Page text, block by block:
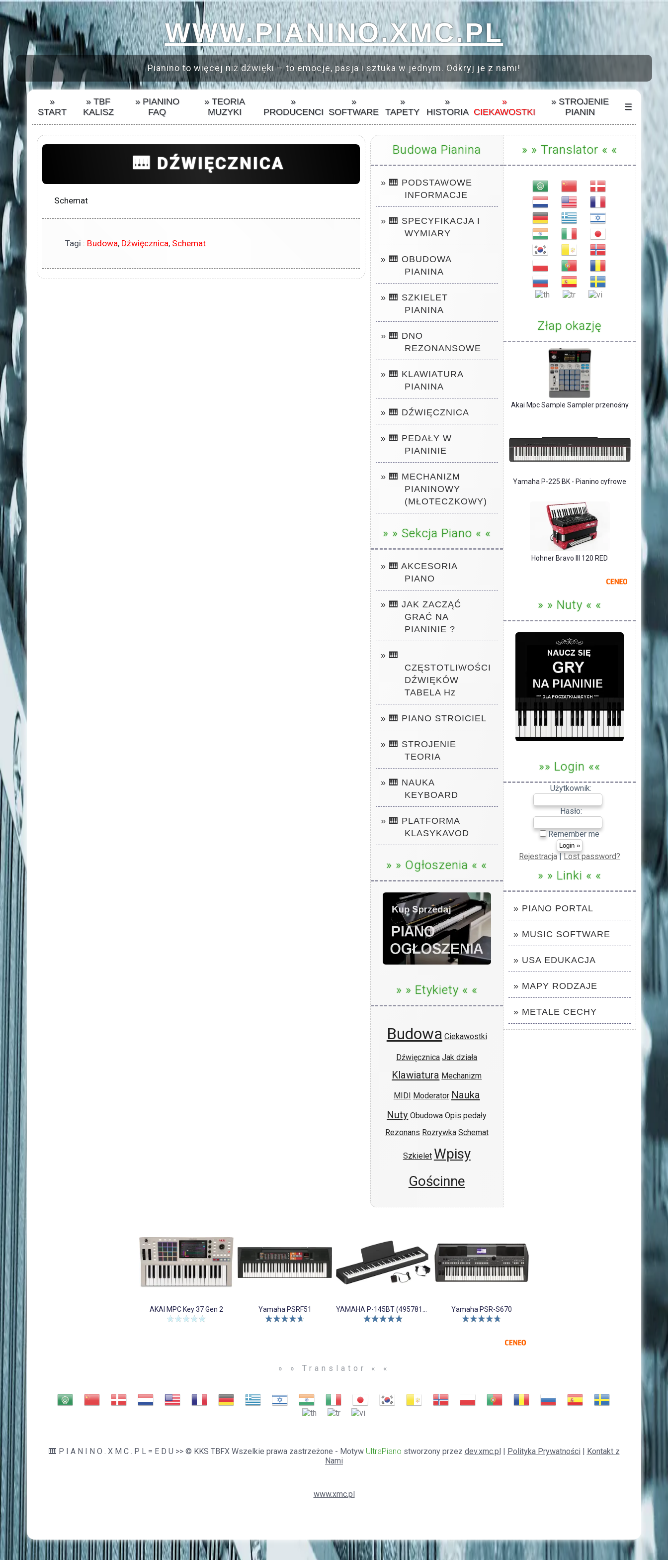
WWW.PIANINO.XMC.PL
Pianino to więcej niż dźwięki – to emocje, pasja i sztuka w jednym. Odkryj je z nami!
»
START
» TBF
KALISZ
» PIANINO
FAQ
» TEORIA
MUZYKI
»
PRODUCENCI
»
SOFTWARE
»
TAPETY
»
HISTORIA
»
CIEKAWOSTKI
» STROJENIE
PIANIN
☰
🎹 DŹWIĘCZNICA
Schemat
Tagi : Budowa, Dźwięcznica, Schemat
Budowa Pianina
» 🎹 PODSTAWOWE
INFORMACJE
» 🎹 SPECYFIKACJA I
WYMIARY
» 🎹 OBUDOWA
PIANINA
» 🎹 SZKIELET
PIANINA
» 🎹 DNO
REZONANSOWE
» 🎹 KLAWIATURA
PIANINA
» 🎹 DŹWIĘCZNICA
» 🎹 PEDAŁY W
PIANINIE
» 🎹 MECHANIZM
PIANINOWY
(MŁOTECZKOWY)
» » Sekcja Piano « «
» 🎹 AKCESORIA
PIANO
» 🎹 JAK ZACZĄĆ
GRAĆ NA
PIANINIE ?
» 🎹
CZĘSTOTLIWOŚCI
DŹWIĘKÓW
TABELA Hz
» 🎹 PIANO STROICIEL
» 🎹 STROJENIE
TEORIA
» 🎹 NAUKA
KEYBOARD
» 🎹 PLATFORMA
KLASYKAVOD
» » Ogłoszenia « «
» » Etykiety « «
Budowa Ciekawostki
Dźwięcznica Jak działa
Klawiatura Mechanizm
MIDI Moderator Nauka
Nuty Obudowa Opis pedały
Rezonans Rozrywka Schemat
Szkielet Wpisy
Gościnne
» » Translator « «
Złap okazję
Akai Mpc Sample Sampler przenośny
Yamaha P-225 BK - Pianino cyfrowe
Hohner Bravo III 120 RED
» » Nuty « «
»» Login ««
Użytkownik:
Hasło:
Remember me
Rejestracja|Lost password?
» » Linki « «
» PIANO PORTAL
» MUSIC SOFTWARE
» USA EDUKACJA
» MAPY RODZAJE
» METALE CECHY
AKAI MPC Key 37 Gen 2 Yamaha PSRF51 Yamaha PSR-S670
» » Translator « «
🎹 P I A N I N O . X M C . P L = E D U >> © KKS TBFX Wszelkie prawa zastrzeżone - Motyw UltraPiano stworzony przez dev.xmc.pl Polityka Prywatności|
Kontakt z
Nami
www.xmc.pl